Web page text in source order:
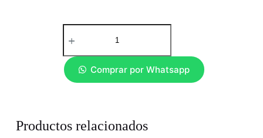
Comprar por Whatsapp
Productos relacionados